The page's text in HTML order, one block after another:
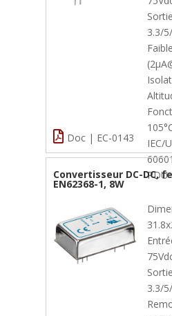
3.3/
IEC/
PDU
Doc | EC-0143
Convertisseur DC-DC,
EN62368-1, 8W
3.3/